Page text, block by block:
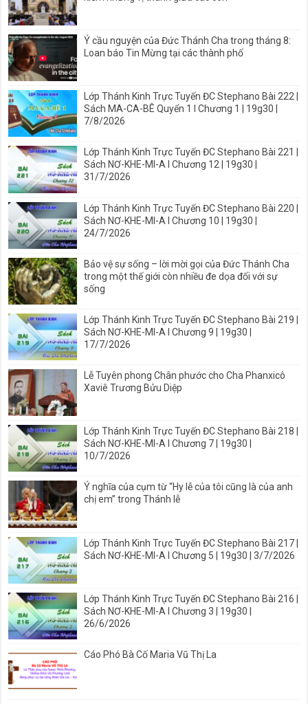
Ý cầu nguyện của Đức Thánh Cha trong tháng 8:
Loan báo Tin Mừng tại các thành phố
Lớp Thánh Kinh Trực Tuyến ĐC Stephano Bài 222 |
Sách MA-CA-BÊ Quyển 1 I Chương 1 | 19g30 |
7/8/2026
Lớp Thánh Kinh Trực Tuyến ĐC Stephano Bài 221 |
Sách NƠ-KHE-MI-A I Chương 12 | 19g30 |
31/7/2026
Lớp Thánh Kinh Trực Tuyến ĐC Stephano Bài 220 |
Sách NƠ-KHE-MI-A I Chương 10 | 19g30 |
24/7/2026
Bảo vệ sự sống – lời mời gọi của Đức Thánh Cha
trong một thế giới còn nhiều đe dọa đối với sự
sống
Lớp Thánh Kinh Trực Tuyến ĐC Stephano Bài 219 |
Sách NƠ-KHE-MI-A I Chương 9 | 19g30 |
17/7/2026
Lễ Tuyên phong Chân phước cho Cha Phanxicô
Xaviê Trương Bửu Diệp
Lớp Thánh Kinh Trực Tuyến ĐC Stephano Bài 218 |
Sách NƠ-KHE-MI-A I Chương 7 | 19g30 |
10/7/2026
Ý nghĩa của cụm từ “Hy lễ của tôi cũng là của anh
chị em” trong Thánh lễ
Lớp Thánh Kinh Trực Tuyến ĐC Stephano Bài 217 |
Sách NƠ-KHE-MI-A I Chương 5 | 19g30 | 3/7/2026
Lớp Thánh Kinh Trực Tuyến ĐC Stephano Bài 216 |
Sách NƠ-KHE-MI-A I Chương 3 | 19g30 |
26/6/2026
Cáo Phó Bà Cố Maria Vũ Thị La